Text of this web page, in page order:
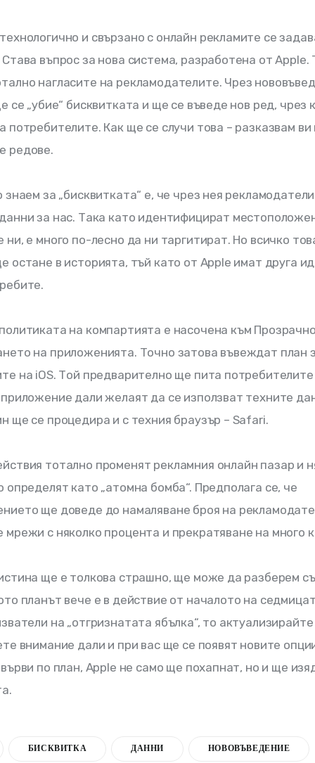
и свързано с онлайн рекламите се
въпрос за нова система, разработена от
нагласите на рекламодателите. Чрез
се „убие“ бисквитката и ще се въведе нов ред, чрез
потребителите. Как ще се случи това – разказвам ви
редове.
знаем за „бисквитката“ е, че чрез нея
за нас. Така като идентифицират
ни, е много по-лесно да ни таргитират. Но всичко
остане в историята, тъй като от Apple имат друга
на компартията е насочена към
на приложенията. Точно затова въвеждат план
на iOS. Той предварително ще пита
приложение дали желаят да се използват техните
ще се процедира и с техния браузър – Safari.
тотално променят рекламния онлайн пазар и
определят като „атомна бомба“. Предполага се, че
ще доведе до намаляване броя на
мрежи с няколко процента и прекратяване на много
ще е толкова страшно, ще може да разберем
планът вече е в действие от началото на
на „отгризнатата ябълка“, то
внимание дали и при вас ще се появят новите
по план, Apple не само ще похапнат, но и ще
БИСКВИТКА ДАННИ НОВОВЪВЕДЕНИЕ